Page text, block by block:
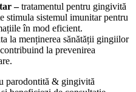
–tratamentul pentru gingivită
stimula sistemul imunitar pentru
în mod eficient.
la menținerea sănătății gingiilor
la prevenirea
parodontită & gingivită